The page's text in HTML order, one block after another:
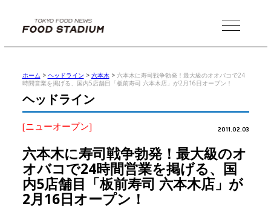
MENU
ホーム > ヘッドライン > 六本木> 六本木に寿司戦争勃発！最大級のオオバコで24
時間営業を掲げる、国内5店舗目「板前寿司 六本木店」が2月16日オープン！
ヘッドライン
[ニューオープン] 2011.02.03
六本木に寿司戦争勃発！最大級のオ
オバコで24時間営業を掲げる、国
内5店舗目「板前寿司 六本木店」が
2月16日オープン！